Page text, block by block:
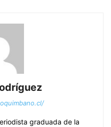
graduada de la